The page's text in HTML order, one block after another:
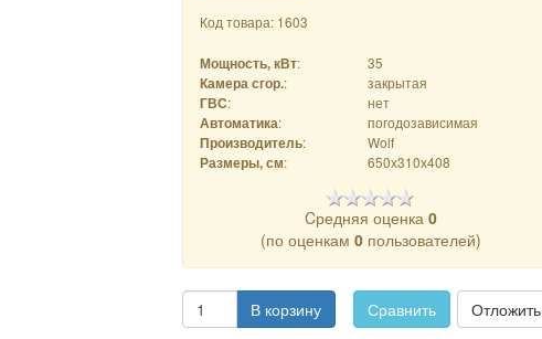
Код товара: 1603
Мощность, кВт:
35
Камера сгор.:
закрытая
ГВС:
нет
Автоматика:
погодозависимая
Производитель:
Wolf
Размеры, см: 650х310х408
Cредняя оценка0
(по оценкам0 пользователей)
В корзину Сравнить Отложить